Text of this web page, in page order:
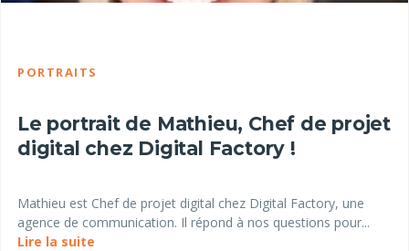
PORTRAITS
Le portrait de Mathieu, Chef de projet
digital chez Digital Factory !
Mathieu est Chef de projet digital chez Digital Factory, une
agence de communication. Il répond à nos questions pour...
Lire la suite